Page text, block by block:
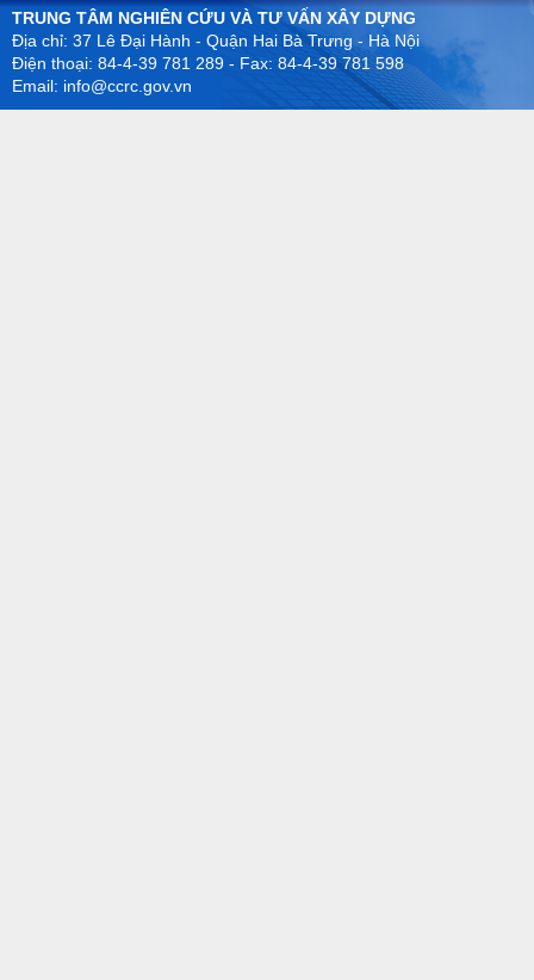
TRUNG TÂM NGHIÊN CỨU VÀ TƯ VẤN XÂY DỰNG
Địa chỉ: 37 Lê Đại Hành - Quận Hai Bà Trưng - Hà Nội
Điện thoại: 84-4-39 781 289 - Fax: 84-4-39 781 598
Email: info@ccrc.gov.vn